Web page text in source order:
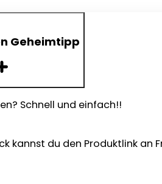
Geheimtipp
Schnell und einfach!!
kannst du den Produktlink an